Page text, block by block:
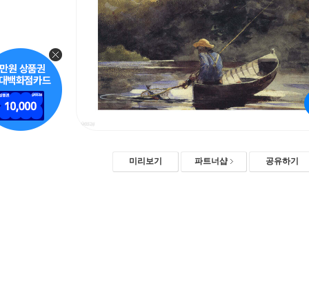
미리보기 파트너샵 공유하기